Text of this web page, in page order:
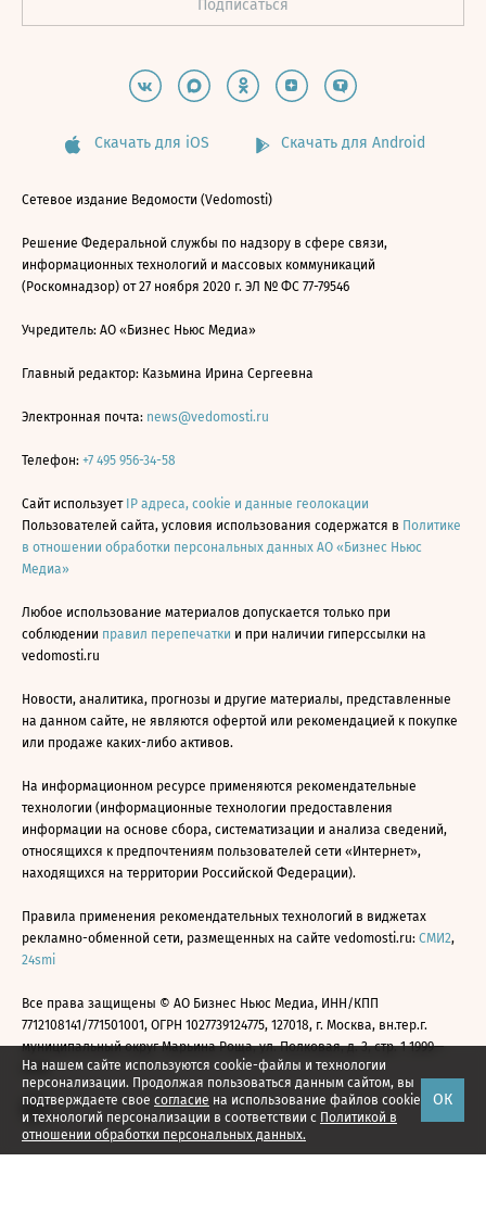
На нашем сайте используются cookie-файлы и технологии
персонализации. Продолжая пользоваться данным сайтом, вы
подтверждаете свое согласие на использование файлов cookie
и технологий персонализации в соответствии с Политикой в
отношении обработки персональных данных.
ОК
Скачать для iOS Скачать для Android
Сетевое издание Ведомости (Vedomosti)
Решение Федеральной службы по надзору в сфере связи,
информационных технологий и массовых коммуникаций
(Роскомнадзор) от 27 ноября 2020 г. ЭЛ № ФС 77-79546
Учредитель: АО «Бизнес Ньюс Медиа»
Главный редактор: Казьмина Ирина Сергеевна
Электронная почта: news@vedomosti.ru
Телефон: +7 495 956-34-58
Сайт использует IP адреса, cookie и данные геолокации
Пользователей сайта, условия использования содержатся в Политике
в отношении обработки персональных данных АО «Бизнес Ньюс
Медиа»
Любое использование материалов допускается только при
соблюдении правил перепечатки и при наличии гиперссылки на
vedomosti.ru
Новости, аналитика, прогнозы и другие материалы, представленные
на данном сайте, не являются офертой или рекомендацией к покупке
или продаже каких-либо активов.
На информационном ресурсе применяются рекомендательные
технологии (информационные технологии предоставления
информации на основе сбора, систематизации и анализа сведений,
относящихся к предпочтениям пользователей сети «Интернет»,
находящихся на территории Российской Федерации).
Правила применения рекомендательных технологий в виджетах
рекламно-обменной сети, размещенных на сайте vedomosti.ru: СМИ2,
24smi
Все права защищены © АО Бизнес Ньюс Медиа, ИНН/КПП
7712108141/771501001, ОГРН 1027739124775, 127018, г. Москва, вн.тер.г.
муниципальный округ Марьина Роща, ул. Полковая, д. 3, стр. 1 1999—
2026